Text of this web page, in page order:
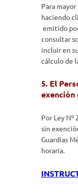
Para
haciendo
emitido
consultar
incluir en
cálculo de
5. El
exención
Por Ley
sin
Guardias
horaria.